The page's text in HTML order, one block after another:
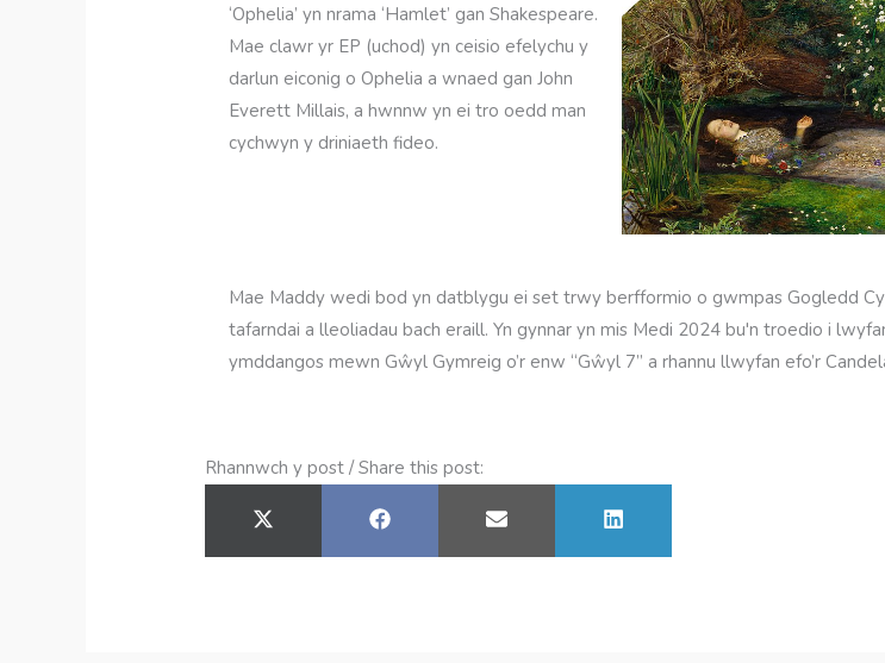
‘Ophelia’ yn nrama ‘Hamlet’ gan Shakespeare.
Mae clawr yr EP (uchod) yn ceisio efelychu y
darlun eiconig o Ophelia a wnaed gan John
Everett Millais, a hwnnw yn ei tro oedd man
cychwyn y driniaeth fideo.
Mae Maddy wedi bod yn datblygu ei set trwy berfformio o gwmpas Gogledd
tafarndai a lleoliadau bach eraill. Yn gynnar yn mis Medi 2024 bu'n troedio i
ymddangos mewn Gŵyl Gymreig o’r enw “Gŵyl 7” a rhannu llwyfan efo’r
Rhannwch y post / Share this post:
SHARE SHARE
ON